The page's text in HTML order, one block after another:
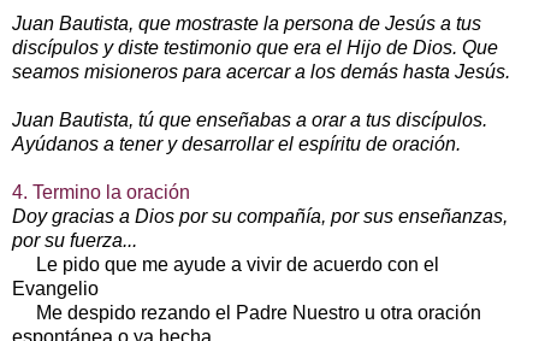
Juan Bautista, que mostraste la persona de Jesús a tus
discípulos y diste testimonio que era el Hijo de Dios. Que
seamos misioneros para acercar a los demás hasta Jesús.
Juan Bautista, tú que enseñabas a orar a tus discípulos.
Ayúdanos a tener y desarrollar el espíritu de oración.
4. Termino la oración
Doy gracias a Dios por su compañía, por sus enseñanzas,
por su fuerza...
Le pido que me ayude a vivir de acuerdo con el
Evangelio
Me despido rezando el Padre Nuestro u otra oración
espontánea o ya hecha.